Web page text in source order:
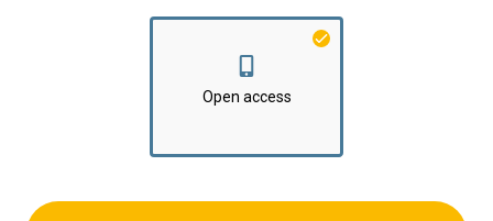
Institut for Byggeri, By og Miljø
Open access